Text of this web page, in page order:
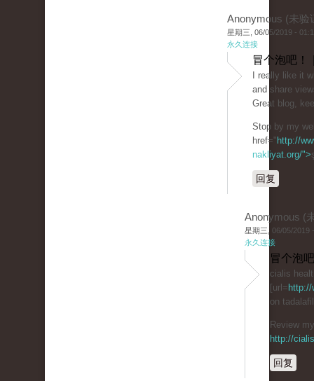
Anonymous (未验
星期三, 06/05/2019 -
永久连接
冒个泡吧！
I really like it
and share
Great blog,
Stop by my
href=" http://
nakliyat.org/">
回复
Anonymous (
星期三, 06/05/2019
永久连接
冒个泡
cialis
[url=
on
Review
http://
回复